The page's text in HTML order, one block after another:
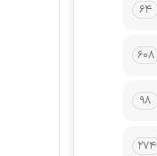
۶۴
۶۰۸
۹۸
۲۷۴